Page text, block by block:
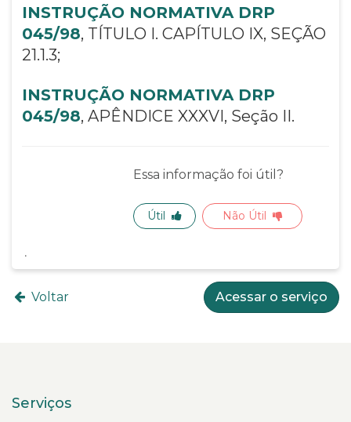
INSTRUÇÃO NORMATIVA DRP
045/98, TÍTULO I. CAPÍTULO IX, SEÇÃO
21.1.3;
INSTRUÇÃO NORMATIVA DRP
045/98, APÊNDICE XXXVI, Seção II.
Essa informação foi útil?
Útil Não Útil
Voltar Acessar o serviço
Serviços